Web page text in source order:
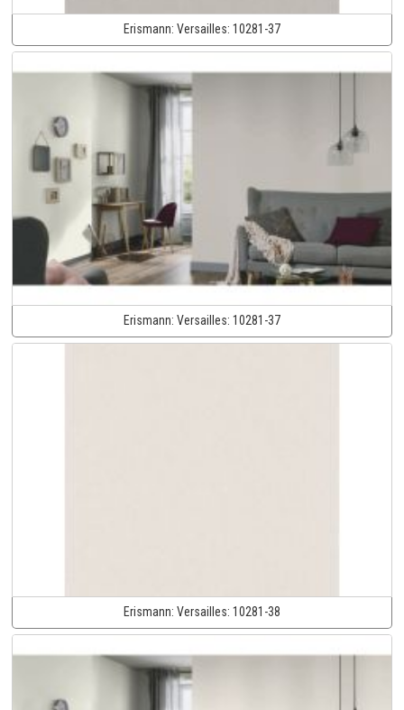
Erismann: Versailles: 10281-37
Erismann: Versailles: 10281-37
Erismann: Versailles: 10281-38